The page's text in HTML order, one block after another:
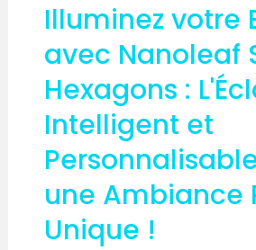
Illuminez votre
avec Nanoleaf
Hexagons :
Intelligent et
une Ambiance
Unique !